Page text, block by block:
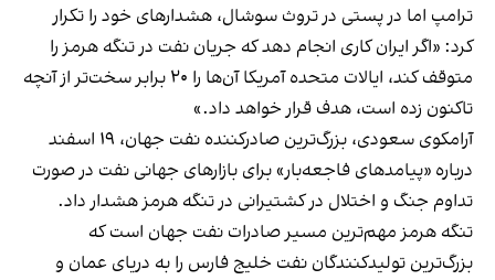
ترامپ اما در پستی در تروث سوشال، هشدارهای خود را تکرار
کرد: «اگر ایران کاری انجام دهد که جریان نفت در تنگه هرمز را
متوقف کند، ایالات متحده آمریکا آن‌ها را ۲۰ برابر سخت‌تر از آنچه
تاکنون زده است، هدف قرار خواهد داد.»
آرامکوی سعودی، بزرگ‌ترین صادرکننده نفت جهان، ۱۹ اسفند
درباره «پیامدهای فاجعه‌بار» برای بازارهای جهانی نفت در صورت
تداوم جنگ و اختلال در کشتیرانی در تنگه هرمز هشدار داد.
تنگه هرمز مهم‌ترین مسیر صادرات نفت جهان است که
بزرگ‌ترین تولیدکنندگان نفت خلیج فارس را به دریای عمان و